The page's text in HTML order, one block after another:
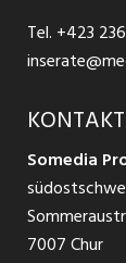
Temporär
Teilzeit Jobs
Praktikum
Impressum
Tel. +423
KONTAKT
Somedia
7007 Chur